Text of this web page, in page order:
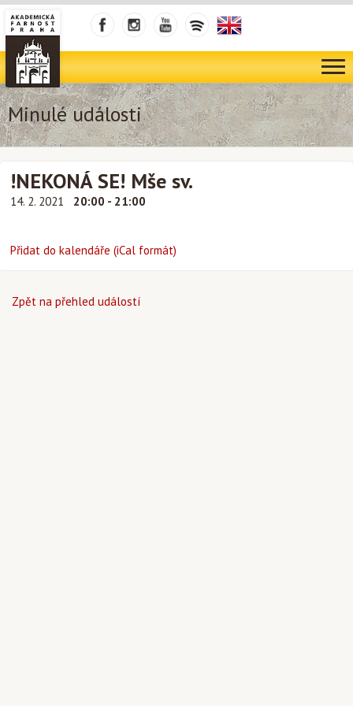
Minulé události
!NEKONÁ SE! Mše sv.
14. 2. 2021 20:00 - 21:00
Přidat do kalendáře (iCal formát)
Zpět na přehled událostí